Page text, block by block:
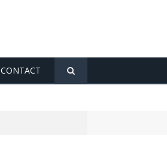
CONTACT